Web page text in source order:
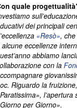
quale
dei principali
«Resò»,
alcune eccellenze
abbiamo
con la
Riguardo la
per Giorno».